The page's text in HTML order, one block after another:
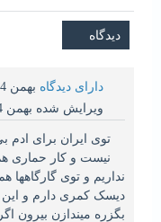
دارای دیدگاه بهمن 4, 1399
ویرایش شده بهمن 4, 1399
توی ایران برای ادم
نیست و کار حماری
نداریم و توی
دیسک کمری دارم و این
بگزره میندازن بیرون